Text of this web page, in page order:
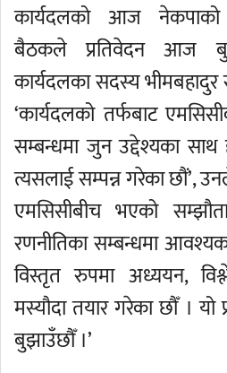
कार्यदलको आज नेकपाको
बैठकले प्रतिवेदन आज
कार्यदलका सदस्य भीमबहादुर
‘कार्यदलको तर्फबाट
सम्बन्धमा जुन उद्देश्यका साथ
त्यसलाई सम्पन्न गरेका छौं’,
एमसिसीबीच भएको
रणनीतिका सम्बन्धमा
विस्तृत रुपमा अध्ययन,
मस्यौदा तयार गरेका छौँ ।
बुझाउँछौँ ।’